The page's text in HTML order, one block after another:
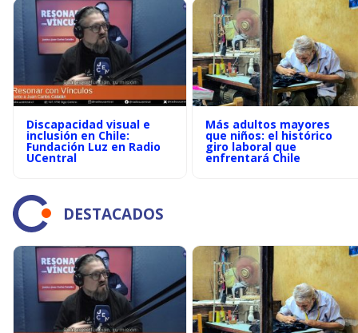
Discapacidad visual e
inclusión en Chile:
Fundación Luz en Radio
UCentral
Más adultos mayores
que niños: el histórico
giro laboral que
enfrentará Chile
DESTACADOS